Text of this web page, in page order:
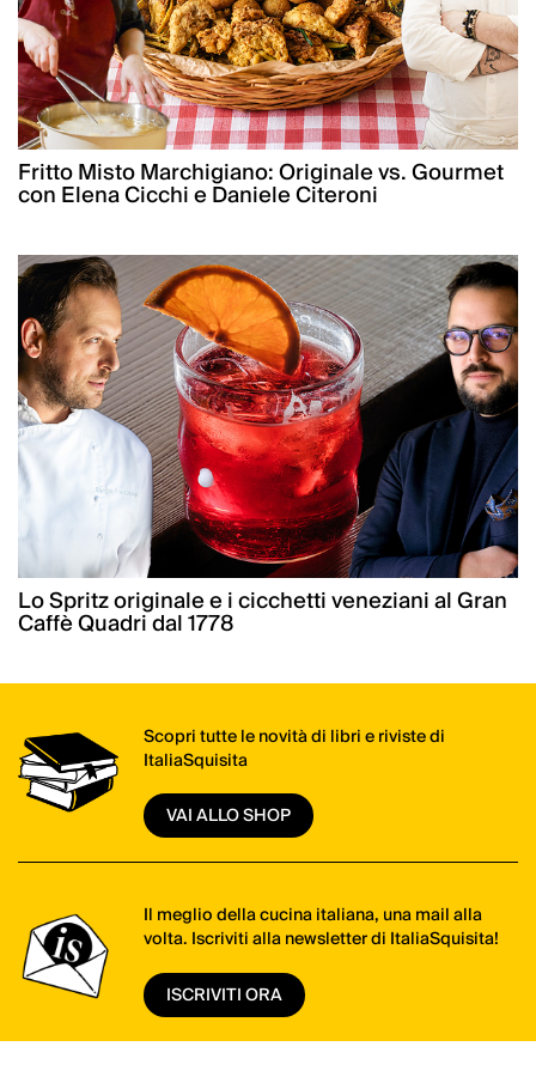
Fritto Misto Marchigiano: Originale vs. Gourmet
con Elena Cicchi e Daniele Citeroni
Lo Spritz originale e i cicchetti veneziani al Gran
Caffè Quadri dal 1778
Scopri tutte le novità di libri e riviste di
ItaliaSquisita
VAI ALLO SHOP
Il meglio della cucina italiana, una mail alla
volta. Iscriviti alla newsletter di ItaliaSquisita!
ISCRIVITI ORA